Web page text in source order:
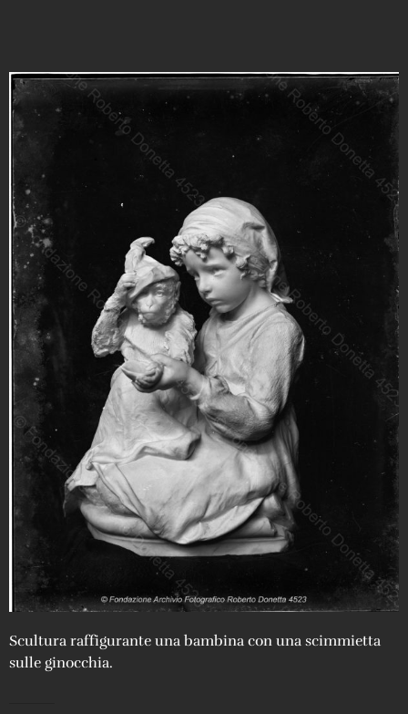
Scultura raffigurante una bambina con una scimmietta
sulle ginocchia.